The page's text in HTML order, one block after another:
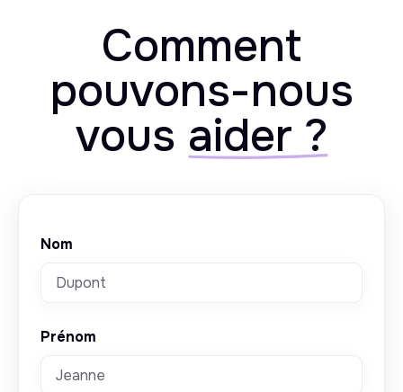
Comment
pouvons-nous
vous aider ?
Nom
Prénom